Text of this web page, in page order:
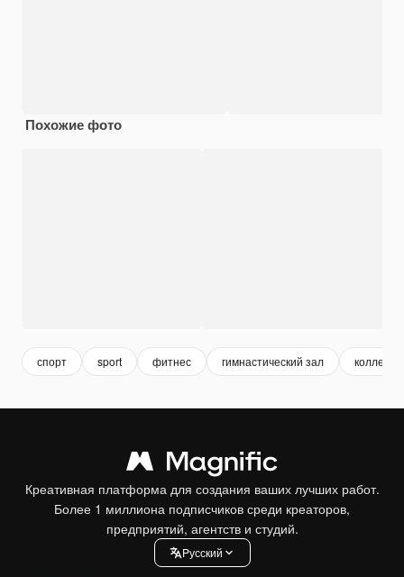
Похожие фото
спорт sport фитнес гимнастический зал
Креативная платформа для создания ваших лучших работ.
Более 1 миллиона подписчиков среди креаторов,
предприятий, агентств и студий.
Pусский